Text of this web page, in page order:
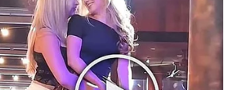
koja vraća osmeh.